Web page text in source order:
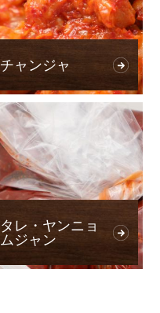
チャンジャ
タレ・ヤンニョ
ムジャン